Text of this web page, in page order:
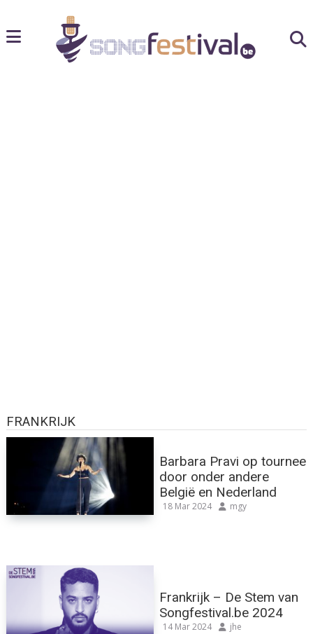
FRANKRIJK
Barbara Pravi op tournee
door onder andere
België en Nederland
18 Mar 2024 mgy
Frankrijk – De Stem van
Songfestival.be 2024
14 Mar 2024 jhe